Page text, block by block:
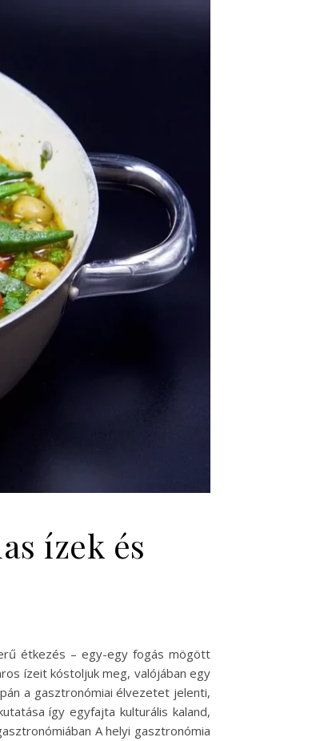
ízek és
étkezés – egy-egy fogás mögött
ízeit kóstoljuk meg, valójában egy
a gasztronómiai élvezetet jelenti,
így egyfajta kulturális kaland,
A helyi gasztronómia